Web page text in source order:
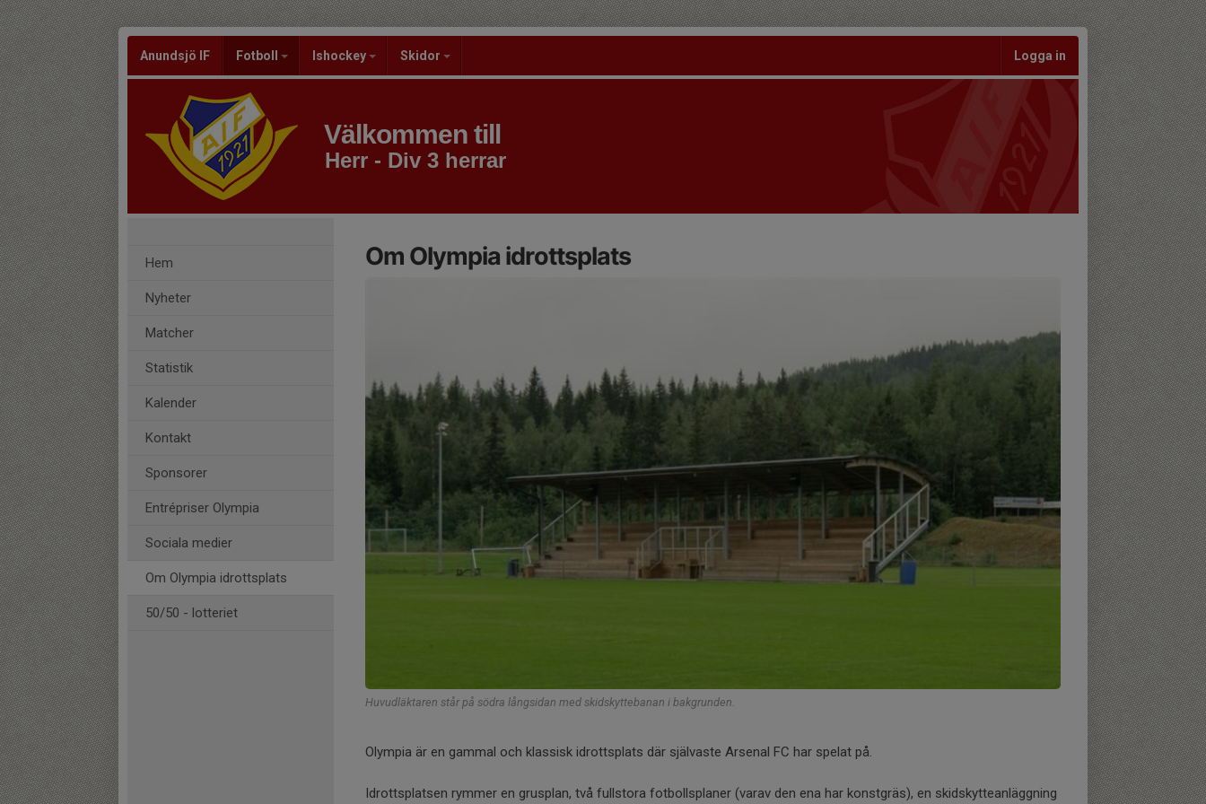
Anundsjö IF Fotboll Ishockey Skidor Logga in
Välkommen till
Herr - Div 3 herrar
Hem
Nyheter
Matcher
Statistik
Kalender
Kontakt
Sponsorer
Entrépriser Olympia
Sociala medier
Om Olympia idrottsplats
50/50 - lotteriet
Om Olympia idrottsplats
Huvudläktaren står på södra långsidan med skidskyttebanan i bakgrunden.
Olympia är en gammal och klassisk idrottsplats där självaste Arsenal FC har spelat på.
Idrottsplatsen rymmer en grusplan, två fullstora fotbollsplaner (varav den ena har konstgräs), en skidskytteanläggning